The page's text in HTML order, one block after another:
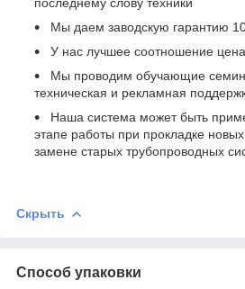
Мы даем заводскую гарантию
У нас лучшее соотношение
Мы проводим обучающие
техническая и рекламная
Наша система может быть
этапе работы при прокладке
замене старых трубопроводных
Скрыть
Способ упаковки